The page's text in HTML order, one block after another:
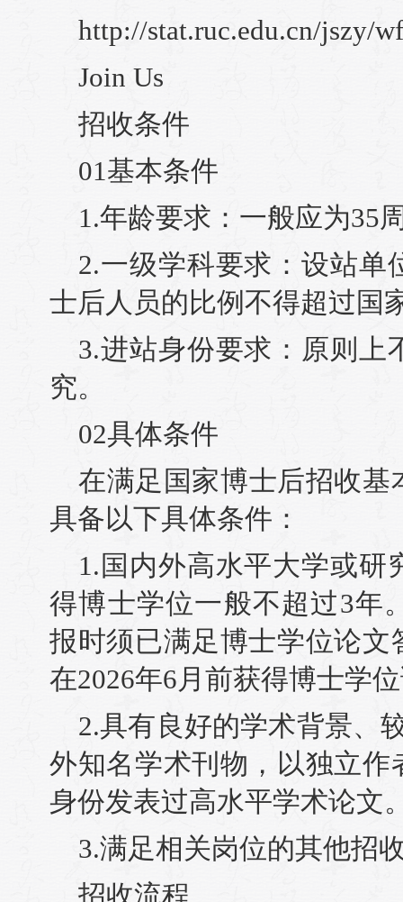
http://stat.ruc.edu.cn/jszy/
Join Us
招收条件
01基本条件
1.年龄要求：一般应为35
2.一级学科要求：设站单
士后人员的比例不得超过国
3.进站身份要求：原则上
究。
02具体条件
在满足国家博士后招收
具备以下具体条件：
1.国内外高水平大学或研
得博士学位一般不超过3年
报时须已满足博士学位论
在2026年6月前获得博士学
2.具有良好的学术背景、
外知名学术刊物，以独立
身份发表过高水平学术论文
3.满足相关岗位的其他招
招收流程